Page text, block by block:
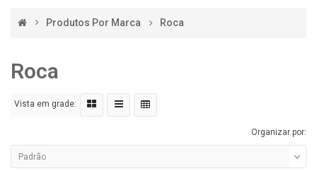
Produtos Por Marca Roca
Roca
Vista em grade:
Organizar por: